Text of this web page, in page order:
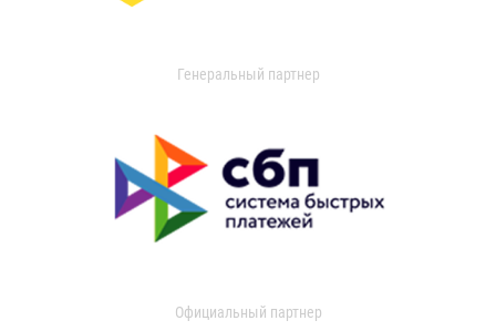
Генеральный партнер
Официальный партнер